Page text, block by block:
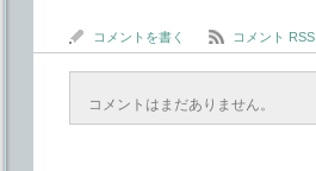
コメントを書く コメント RSS
コメントはまだありません。